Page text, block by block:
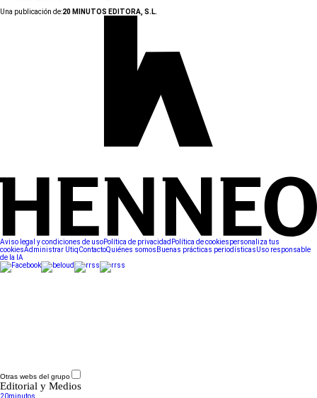
Una publicación de:20 MINUTOS EDITORA, S.L.
Aviso legal y condiciones de usoPolítica de privacidad Política de cookiespersonaliza tus
cookiesAdministrar UtiqContactoQuiénes somos Buenas prácticas periodísticasUso responsable
de la IA
Otras webs del grupo
Editorial y Medios
20minutos